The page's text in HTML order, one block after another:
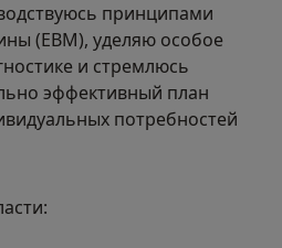
принципами
(EBM), уделяю особое
и стремлюсь
эффективный план
потребностей